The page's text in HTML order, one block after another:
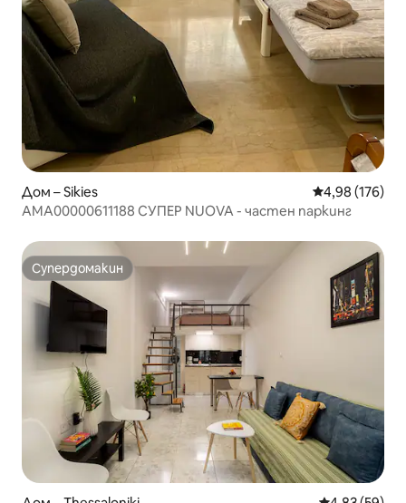
Дом – Sikies Средна
4,98 (176)
AMA00000611188 СУПЕР NUOVA - частен паркинг
Супердомакин
Супердомакин